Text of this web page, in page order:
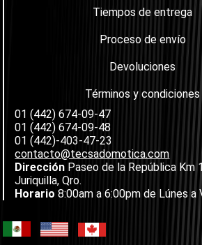
Tiempos de entrega
Proceso de envío
Devoluciones
Términos y condiciones
01 (442) 674-09-47
01 (442) 674-09-48
01 (442)-403-47-23
contacto@tecsadomotica.com
Dirección Paseo de la República Km
Juriquilla, Qro.
Horario 8:00am a 6:00pm de Lúnes a